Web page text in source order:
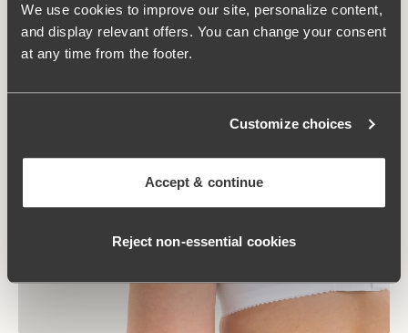
We use cookies to improve our site, personalize content,
and display relevant offers. You can change your consent
at any time from the footer.
Customize choices
Accept & continue
Reject non‑essential cookies